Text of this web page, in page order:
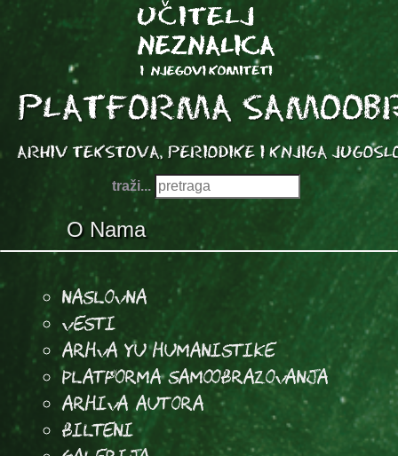
traži...
O Nama
Naslovna
Vesti
Arhva YU Humanistike
Platforma samoobrazovanja
arhiva autora
Bilteni